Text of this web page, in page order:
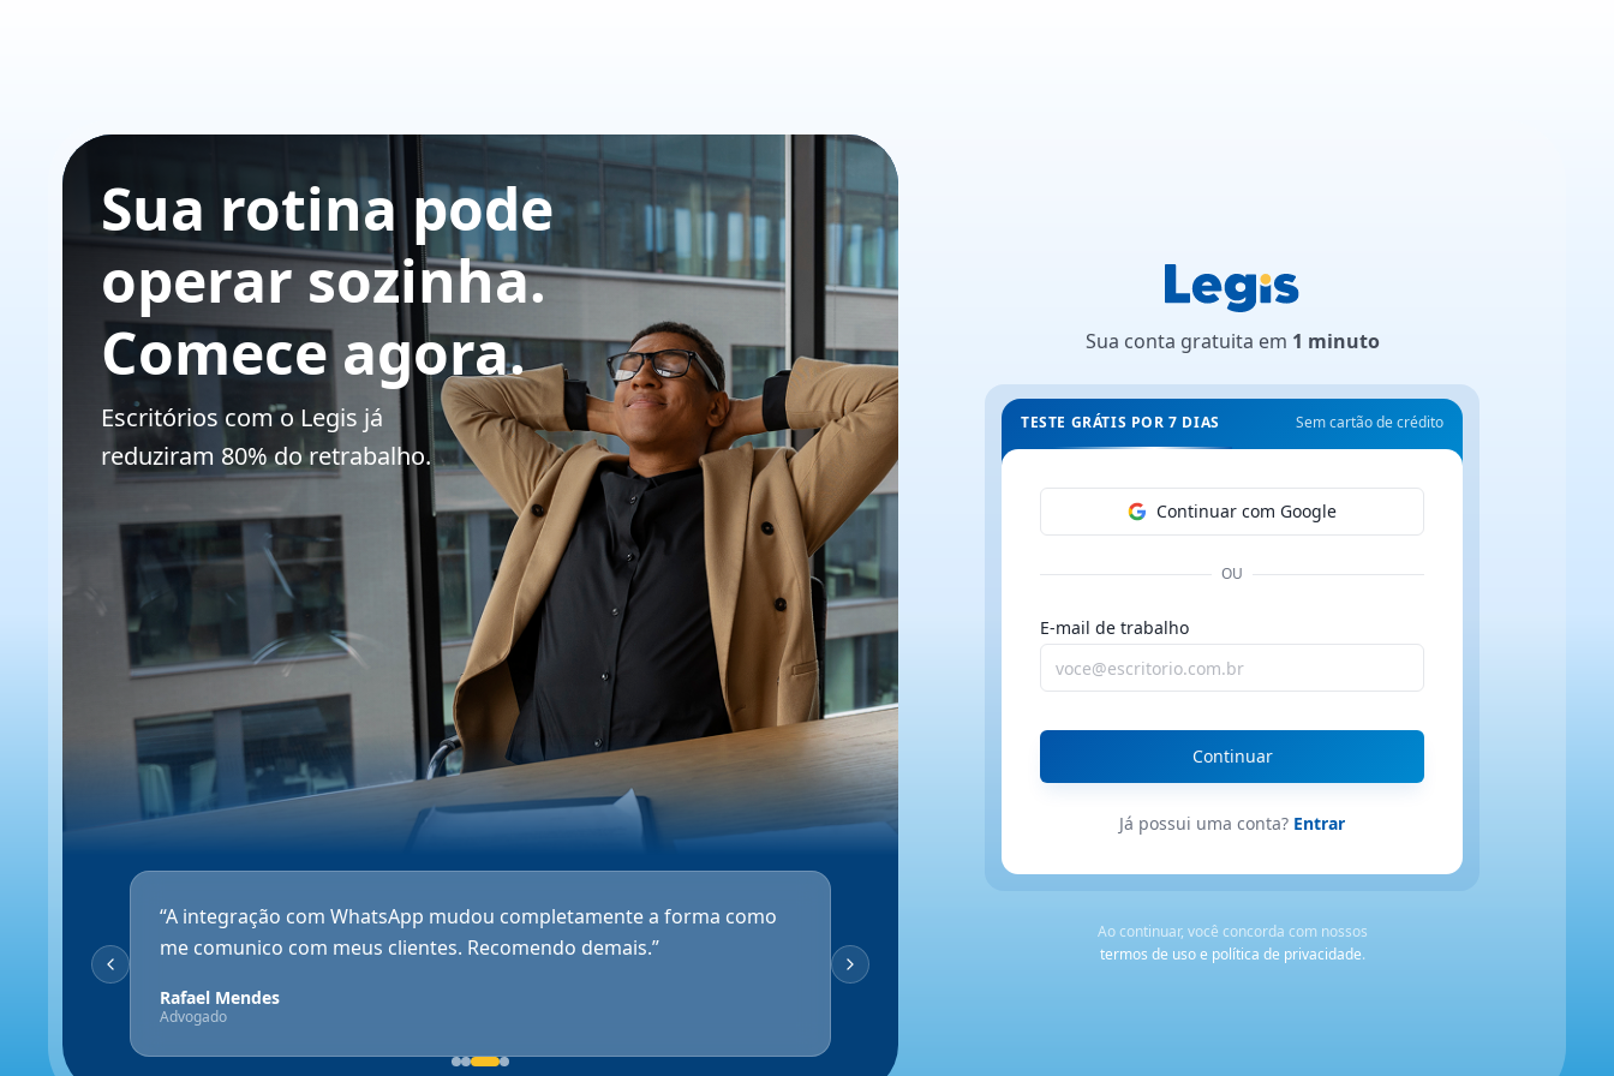
Sua rotina pode
operar sozinha.
Comece agora.
Escritórios com o Legis já
reduziram 80% do retrabalho.
“A integração com WhatsApp mudou completamente a forma como
me comunico com meus clientes. Recomendo demais.”
Rafael Mendes
Advogado
Sua conta gratuita em 1 minuto
TESTE GRÁTIS POR 7 DIAS Sem cartão de crédito
Continuar com Google
OU
E-mail de trabalho
Nome do escritório
WhatsApp
Continuar
Já possui uma conta? Entrar
Ao continuar, você concorda com nossos
termos de uso e política de privacidade.